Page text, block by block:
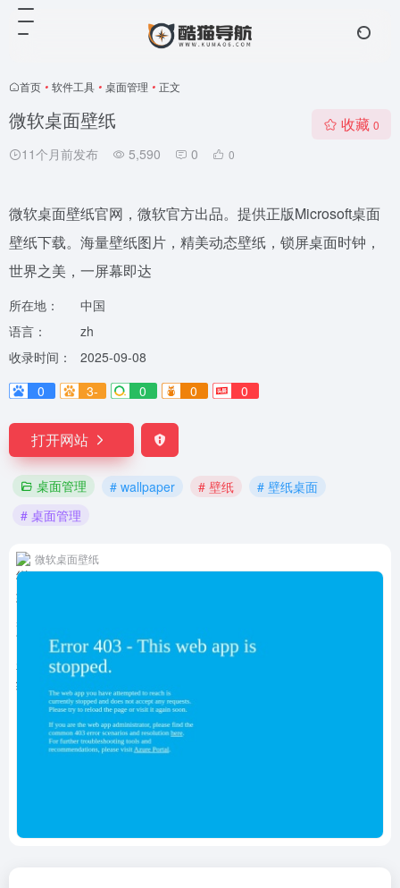
首页 • 软件工具 • 桌面管理 • 正文
微软桌面壁纸
11个月前发布 5,590 0 0
收藏 0
微软桌面壁纸官网，微软官方出品。提供正版Microsoft桌面
壁纸下载。海量壁纸图片，精美动态壁纸，锁屏桌面时钟，
世界之美，一屏幕即达
所在地：
中国
语言：
zh
收录时间：
2025-09-08
0
3- 0 0 0
打开网站
桌面管理 # wallpaper # 壁纸
# 壁纸桌面
# 桌面管理
微软桌面壁纸